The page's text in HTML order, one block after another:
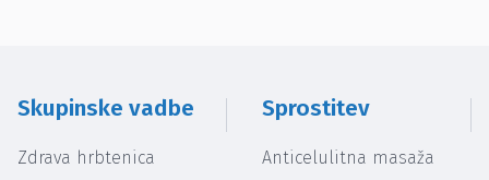
Skupinske vadbe
Zdrava hrbtenica
Sprostitev
Anticelulitna masaža